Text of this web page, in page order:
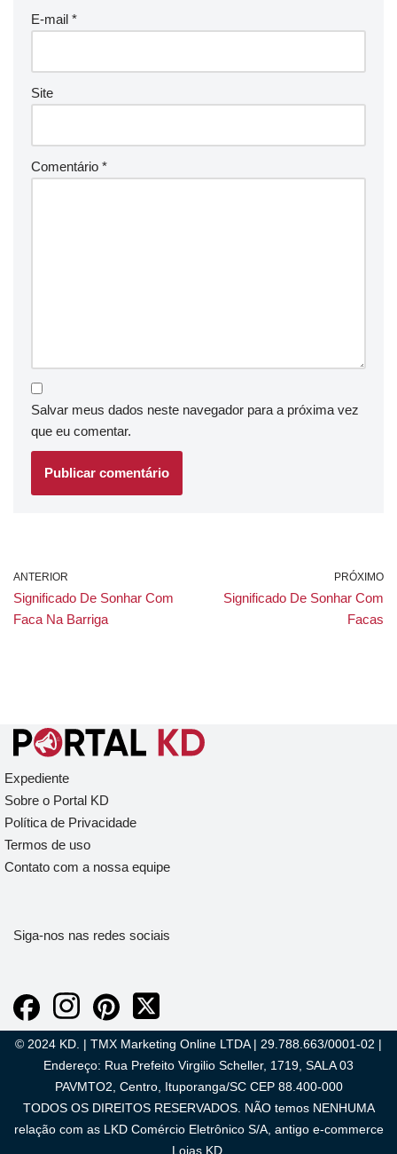
E-mail *
Site
Comentário *
Salvar meus dados neste navegador para a próxima vez
que eu comentar.
ANTERIOR
Significado De Sonhar Com
Faca Na Barriga
PRÓXIMO
Significado De Sonhar Com
Facas
Expediente
Sobre o Portal KD
Política de Privacidade
Termos de uso
Contato com a nossa equipe
Siga-nos nas redes sociais
© 2024 KD. | TMX Marketing Online LTDA | 29.788.663/0001-02 |
Endereço: Rua Prefeito Virgilio Scheller, 1719, SALA 03
PAVMTO2, Centro, Ituporanga/SC CEP 88.400-000
TODOS OS DIREITOS RESERVADOS. NÃO temos NENHUMA
relação com as LKD Comércio Eletrônico S/A, antigo e-commerce
Lojas KD.